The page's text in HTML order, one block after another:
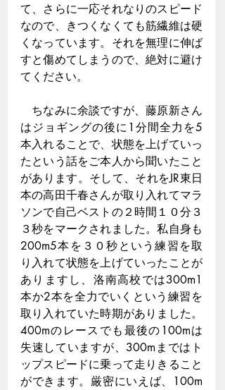
て、さらに一応それなりのスピード
なので、きつくなくても筋繊維は硬
くなっています。それを無理に伸ば
すと傷めてしまうので、絶対に避け
てください。
ちなみに余談ですが、藤原新さん
はジョギングの後に1分間全力を5
本入れることで、状態を上げていっ
たという話をご本人から聞いたこと
があります。そして、それをJR東日
本の高田千春さんが取り入れてマラ
ソンで自己ベストの２時間１０分３
３秒をマークされました。私自身も
200m5本を３０秒という練習を取
り入れて状態を上げていったことが
ありますし、洛南高校では300m1
本か2本を全力でいくという練習を
取り入れていた時期がありました。
400mのレースでも最後の100mは
失速していますが、300mまではト
ップスピードに乗って走りきること
ができます。厳密にいえば、100m